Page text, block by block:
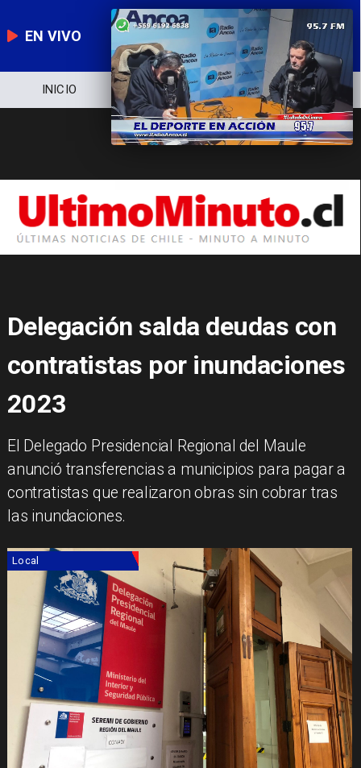
EN VIVO
NOTICIERO POLÍTICA ECONOMÍA
Delegación salda deudas con
contratistas por inundaciones
2023
El Delegado Presidencial Regional del Maule
anunció transferencias a municipios para pagar a
contratistas que realizaron obras sin cobrar tras
las inundaciones.
Local